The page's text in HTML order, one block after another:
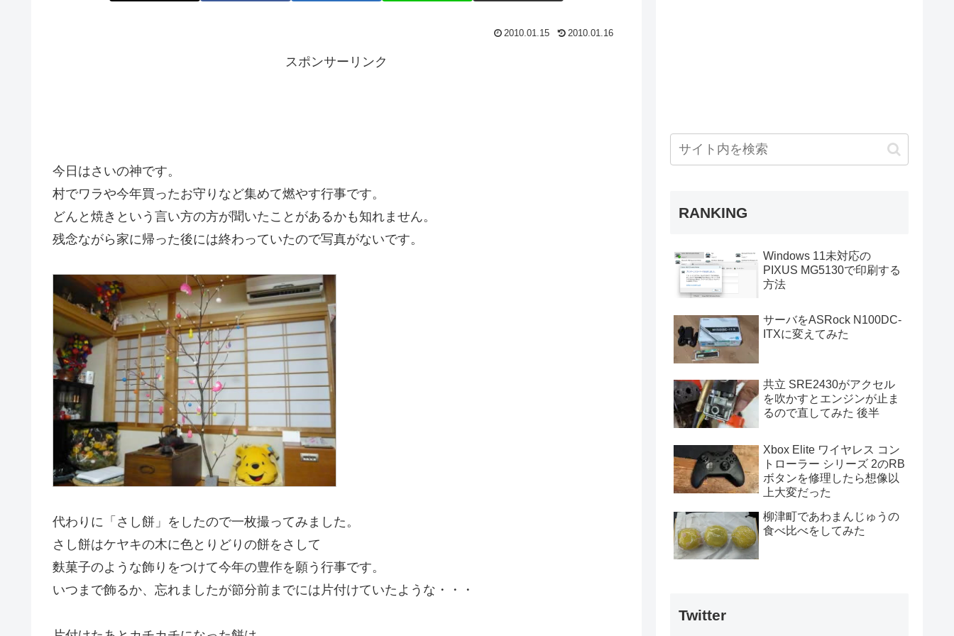
2010.01.15 2010.01.16
スポンサーリンク
今日はさいの神です。
村でワラや今年買ったお守りなど集めて燃やす行事です。
どんと焼きという言い方の方が聞いたことがあるかも知れません。
残念ながら家に帰った後には終わっていたので写真がないです。
代わりに「さし餅」をしたので一枚撮ってみました。
さし餅はケヤキの木に色とりどりの餅をさして
麩菓子のような飾りをつけて今年の豊作を願う行事です。
いつまで飾るか、忘れましたが節分前までには片付けていたような・・・
RANKING
Windows 11未対応の
PIXUS MG5130で印刷する
方法
サーバをASRock N100DC-
ITXに変えてみた
共立 SRE2430がアクセル
を吹かすとエンジンが止ま
るので直してみた 後半
Xbox Elite ワイヤレス コン
トローラー シリーズ 2のRB
ボタンを修理したら想像以
上大変だった
柳津町であわまんじゅうの
食べ比べをしてみた
Twitter